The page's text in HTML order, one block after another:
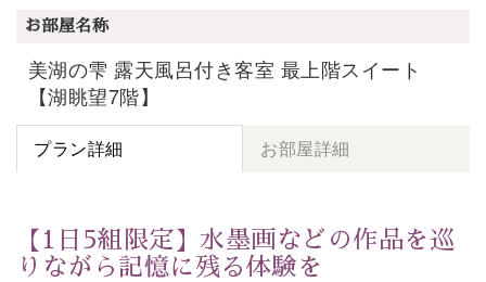
お部屋名称
美湖の雫 露天風呂付き客室 最上階スイート
【湖眺望7階】
プラン詳細 お部屋詳細
【1日5組限定】水墨画などの作品を巡
りながら記憶に残る体験を